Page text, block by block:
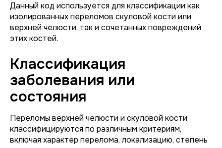
Данный код используется для классификации как
изолированных переломов скуловой кости или
верхней челюсти, так и сочетанных повреждений
этих костей.
Классификация
заболевания или
состояния
Переломы верхней челюсти и скуловой кости
классифицируются по различным критериям,
включая характер перелома, локализацию, степень